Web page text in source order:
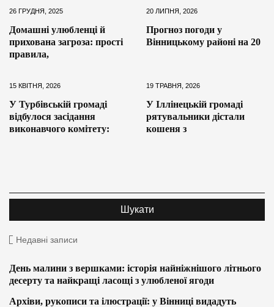
26 ГРУДНЯ, 2025
Домашні улюбленці й
прихована загроза: прості
правила,
20 ЛИПНЯ, 2026
Прогноз погоди у
Вінницькому районі на 20
15 КВІТНЯ, 2026
У Турбівській громаді
відбулося засідання
виконавчого комітету:
19 ТРАВНЯ, 2026
У Іллінецькій громаді
рятувальники дістали
кошеня з
Недавні записи
День малини з вершками: історія найніжнішого літнього
десерту та найкращі ласощі з улюбленої ягоди
Архіви, рукописи та ілюстрації: у Вінниці видадуть